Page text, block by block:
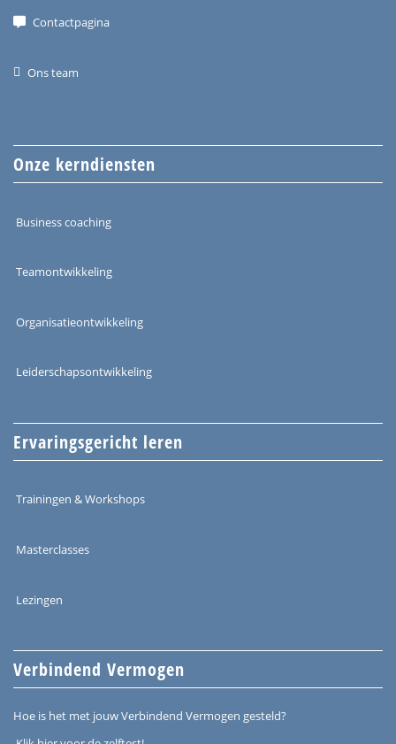
Contactpagina
Ons team
Onze kerndiensten
Business coaching
Teamontwikkeling
Organisatieontwikkeling
Leiderschapsontwikkeling
Ervaringsgericht leren
Trainingen & Workshops
Masterclasses
Lezingen
Verbindend Vermogen
Hoe is het met jouw Verbindend Vermogen gesteld?